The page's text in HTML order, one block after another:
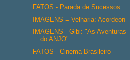
FATOS - Parada de Sucessos
IMAGENS = Velharia: Acordeon
IMAGENS - Gibi: "As Aventuras
do ANJO"
FATOS - Cinema Brasileiro